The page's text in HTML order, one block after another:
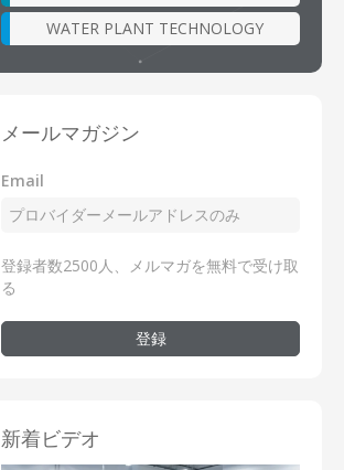
WATER PLANT TECHNOLOGY
メールマガジン
Email
登録者数2500人、メルマガを無料で受け取
る
登録
新着ビデオ